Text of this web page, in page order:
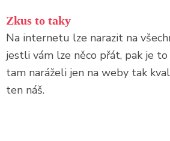
na
obsah
(stiskněte
Enter)
Zkus to taky
Na internetu lze narazit na
jestli vám lze něco přát, pak je
tam naráželi jen na weby tak
ten náš.